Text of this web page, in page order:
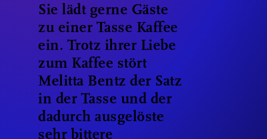
Sie lädt gerne Gäste
zu einer Tasse Kaffee
ein. Trotz ihrer Liebe
zum Kaffee stört
Melitta Bentz der Satz
in der Tasse und der
dadurch ausgelöste
sehr bittere